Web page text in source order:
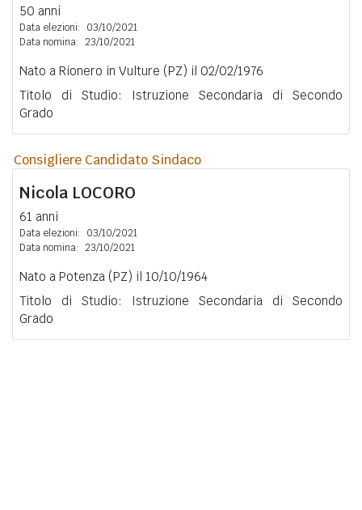
50 anni
Data elezioni:
03/10/2021
Data nomina: 23/10/2021
Nato a Rionero in Vulture (PZ) il 02/02/1976
Titolo di Studio: Istruzione Secondaria di Secondo
Grado
Consigliere Candidato Sindaco
Nicola LOCORO
61 anni
Data elezioni:
03/10/2021
Data nomina: 23/10/2021
Nato a Potenza (PZ) il 10/10/1964
Titolo di Studio: Istruzione Secondaria di Secondo
Grado